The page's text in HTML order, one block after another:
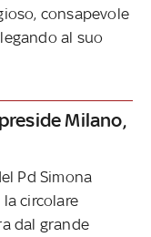
consapevole
al suo
Milano,
Pd Simona
circolare
dal grande